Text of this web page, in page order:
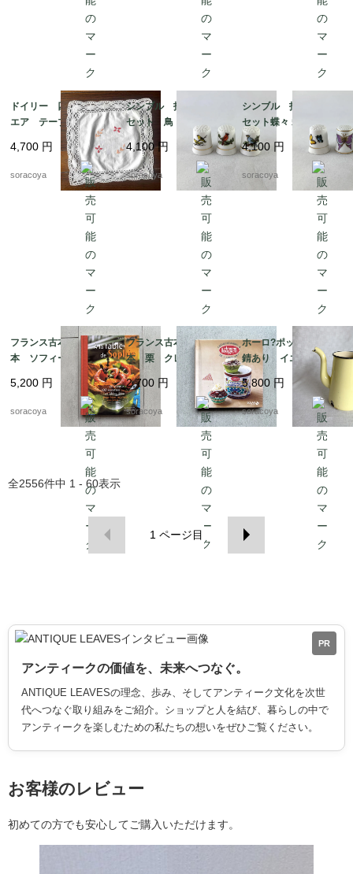
ドイリー 四角 スク
エア テーブルマッ
ト 花刺繍 12CLda1
9-４
4,700 円
soracoya
シンブル 指ぬき 3個
セット 鳥 小鳥 裁縫
道具 12otef2-8
4,100円
soracoya
シンブル 指ぬき 3個
セット蝶々 裁縫道具 1
2otef2-9
4,100 円
soracoya
フランス古本 レシピ
本 ソフィーのお料理
本 100レシピ 12ps
eh17-1
5,200 円
soracoya
フランス古本 レシピ
本 栗 クレマン・フ
ォジェ マロンクリー
ム 12pseg20-2
2,700 円
soracoya
ホーロ?ポット 蓋なし
錆あり イエロー ア
ウトドア 水差し 花
瓶 ガーデニング 12
kwdy4
5,800円
soracoya
全2556件中 1 - 60表示
1 ページ目
PR
アンティークの価値を、未来へつなぐ。
ANTIQUE LEAVESの理念、歩み、そしてアンティーク文化を次世
代へつなぐ取り組みをご紹介。ショップと人を結び、暮らしの中で
アンティークを楽しむための私たちの想いをぜひご覧ください。
お客様のレビュー
初めての方でも安心してご購入いただけます。